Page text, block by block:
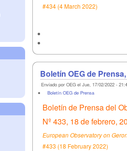
#434 (4 March 2022)
Boletín OEG de Prensa,
Enviado por OEG el Jue, 17/02/2022 -
Boletín OEG de Prensa
Boletín de Prensa del
Nº 433, 18 de febrero,
European Observatory on
#433 (18 February 2022)